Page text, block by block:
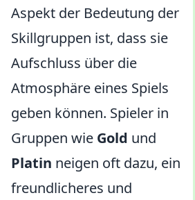
Aspekt der Bedeutung der
Skillgruppen ist, dass sie
Aufschluss über die
Atmosphäre eines Spiels
geben können. Spieler in
Gruppen wie Gold und
Platin neigen oft dazu, ein
freundlicheres und